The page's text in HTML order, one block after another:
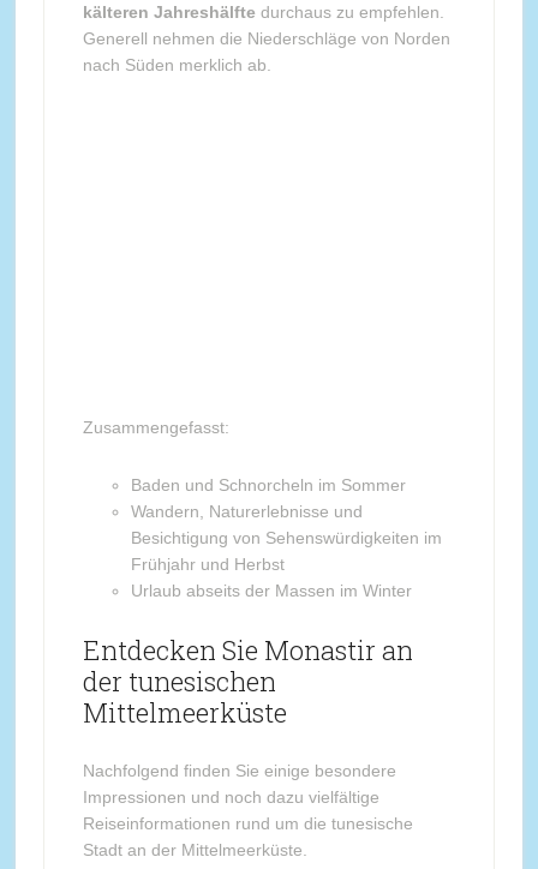
kälteren Jahreshälfte durchaus zu empfehlen.
Generell nehmen die Niederschläge von Norden
nach Süden merklich ab.
Zusammengefasst:
Baden und Schnorcheln im Sommer
Wandern, Naturerlebnisse und
Besichtigung von Sehenswürdigkeiten im
Frühjahr und Herbst
Urlaub abseits der Massen im Winter
Entdecken Sie Monastir an
der tunesischen
Mittelmeerküste
Nachfolgend finden Sie einige besondere
Impressionen und noch dazu vielfältige
Reiseinformationen rund um die tunesische
Stadt an der Mittelmeerküste.